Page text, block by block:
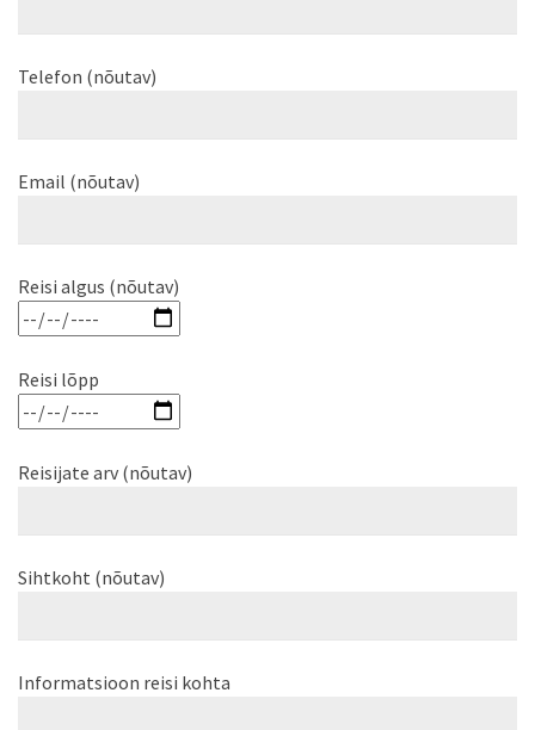
Telefon (nõutav)
Email (nõutav)
Reisi algus (nõutav)
Reisi lõpp
Reisijate arv (nõutav)
Sihtkoht (nõutav)
Informatsioon reisi kohta